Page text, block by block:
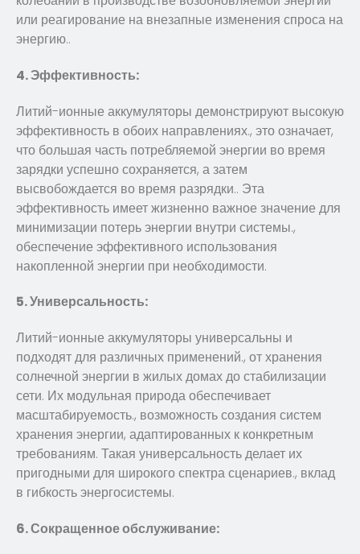
или реагирование на внезапные изменения спроса на
энергию..
4. Эффективность:
Литий-ионные аккумуляторы демонстрируют высокую
эффективность в обоих направлениях., это означает,
что большая часть потребляемой энергии во время
зарядки успешно сохраняется, а затем
высвобождается во время разрядки.. Эта
эффективность имеет жизненно важное значение для
минимизации потерь энергии внутри системы.,
обеспечение эффективного использования
накопленной энергии при необходимости.
5. Универсальность:
Литий-ионные аккумуляторы универсальны и
подходят для различных применений., от хранения
солнечной энергии в жилых домах до стабилизации
сети. Их модульная природа обеспечивает
масштабируемость., возможность создания систем
хранения энергии, адаптированных к конкретным
требованиям. Такая универсальность делает их
пригодными для широкого спектра сценариев., вклад
в гибкость энергосистемы.
6. Сокращенное обслуживание: